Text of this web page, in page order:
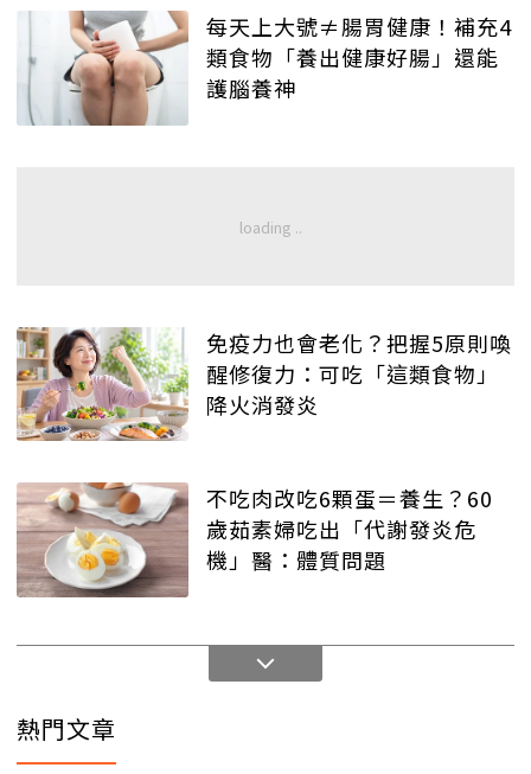
每天上大號≠腸胃健康！補充4
類食物「養出健康好腸」還能
護腦養神
免疫力也會老化？把握5原則喚
醒修復力：可吃「這類食物」
降火消發炎
不吃肉改吃6顆蛋＝養生？60
歲茹素婦吃出「代謝發炎危
機」醫：體質問題
熱門文章